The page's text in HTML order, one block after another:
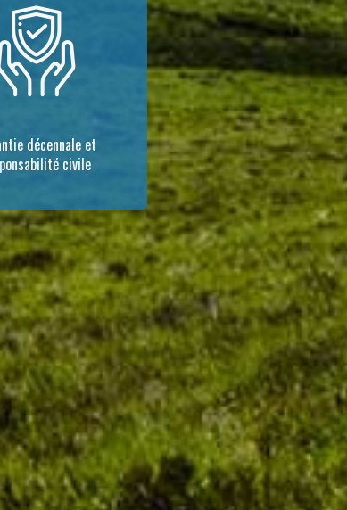
décennale et
civile